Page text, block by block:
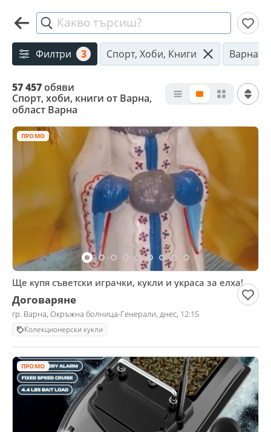
Какво търсиш?
Филтри 3 Спорт, Хоби, Книги Варна
57 457обяви
Спорт, хоби, книги от Варна,
област Варна
ПРОМО
Ще купя съветски играчки, кукли и украса за елха!
Договаряне
гр. Варна, Окръжна болница-Генерали, днес, 12:15
Колекционерски кукли
ПРОМО